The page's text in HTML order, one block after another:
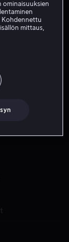
ominaisuuksien
Kohdennettu
mittaus,